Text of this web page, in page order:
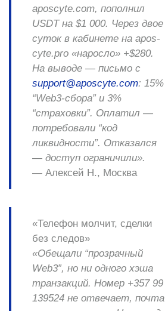
aposcyte.com, пополнил
USDT на $1 000. Через двое
суток в кабинете на apos-
cyte.pro «наросло» +$280.
На выводе — письмо с
support@aposcyte.com: 15%
“Web3-сбора” и 3%
“страховки”. Оплатил —
потребовали “код
ликвидности”. Отказался
— доступ ограничили».
— Алексей Н., Москва
«Телефон молчит, сделки
без следов»
«Обещали “прозрачный
Web3”, но ни одного хэша
транзакций. Номер +357 99
139524 не отвечает, почта